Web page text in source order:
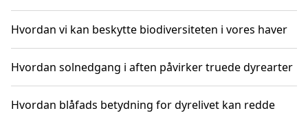
Hvordan vi kan beskytte biodiversiteten i vores haver
Hvordan solnedgang i aften påvirker truede dyrearter
Hvordan blåfads betydning for dyrelivet kan redde